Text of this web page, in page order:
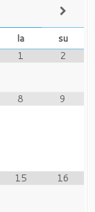
la
su
1
2
8 9
15 16